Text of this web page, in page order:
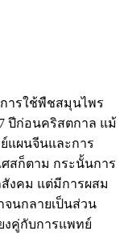
รใช้พืชสมุนไพร
ปีก่อนคริสตกาล แม้
แผนจีนและการ
สก็ตาม กระนั้นการ
งคม แต่มีการผสม
นกลายเป็นส่วน
งคู่กับการแพทย์